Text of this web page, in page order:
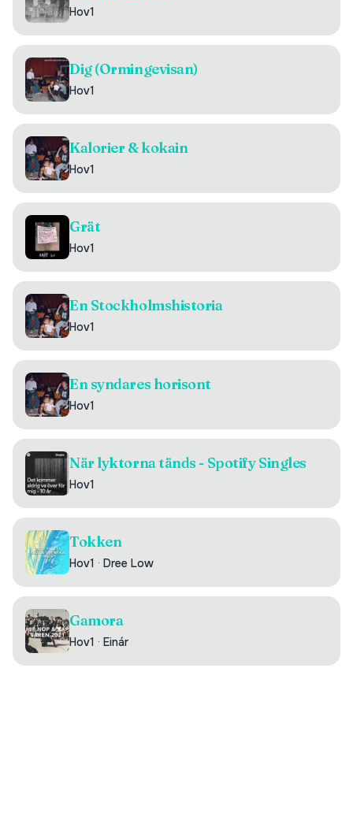
Hov1
Dig (Ormingevisan)
Hov1
Kalorier & kokain
Hov1
Grät
Hov1
En Stockholmshistoria
Hov1
En syndares horisont
Hov1
När lyktorna tänds - Spotify Singles
Hov1
Tokken
Hov1 · Dree Low
Gamora
Hov1 · Einár